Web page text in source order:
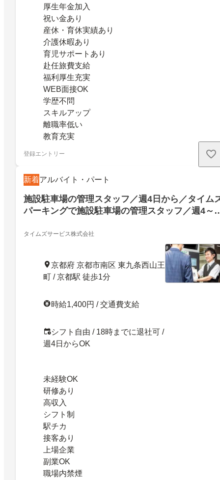
厚生年金加入
祝い金あり
産休・育休実績あり
介護休暇あり
育児サポートあり
赴任旅費支給
福利厚生充実
WEB面接OK
学歴不問
スキルアップ
離職率低い
教育充実
登録エントリー
新着アルバイト・パート
施設駐車場の管理スタッフ／週4日から／タイム
パーキングで施設駐車場の管理スタッフ／週4～
タイムズサービス株式会社
京都府 京都市南区 東九条西山王
町 / 京都駅 徒歩1分
時給1,400円 / 交通費支給
シフト自由 / 18時までに退社可 /
週4日からOK
未経験OK
研修あり
高収入
シフト制
駅チカ
接客あり
上場企業
副業OK
職場内禁煙